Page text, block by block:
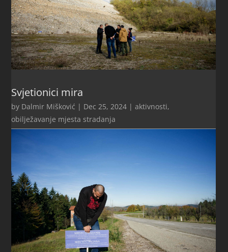
Svjetionici mira
by Dalmir Mišković | Dec 25, 2024 |aktivnosti,
obilježavanje mjesta stradanja